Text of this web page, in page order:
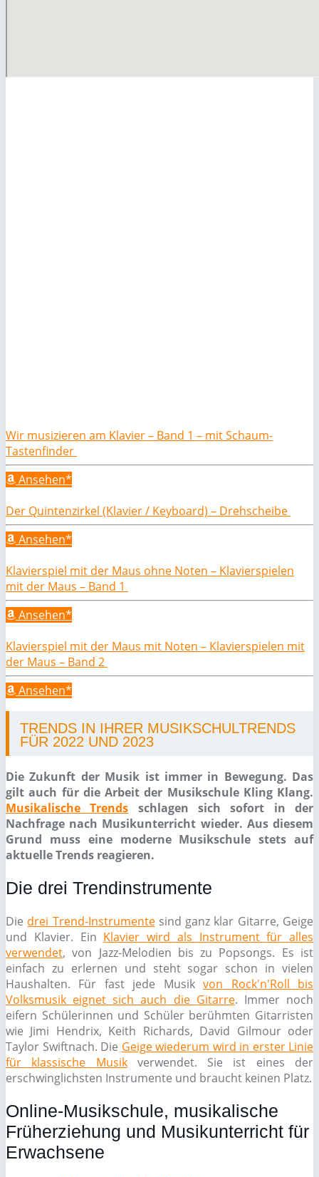
Wir musizieren am Klavier – Band 1 – mit Schaum-
Tastenfinder
Ansehen*
Der Quintenzirkel (Klavier / Keyboard) – Drehscheibe
Ansehen*
Klavierspiel mit der Maus ohne Noten – Klavierspielen
mit der Maus – Band 1
Ansehen*
Klavierspiel mit der Maus mit Noten – Klavierspielen mit
der Maus – Band 2
Ansehen*
TRENDS IN IHRER MUSIKSCHULTRENDS
FÜR 2022 UND 2023
Die Zukunft der Musik ist immer in Bewegung. Das
gilt auch für die Arbeit der Musikschule Kling Klang.
Musikalische Trends schlagen sich sofort in der
Nachfrage nach Musikunterricht wieder. Aus diesem
Grund muss eine moderne Musikschule stets auf
aktuelle Trends reagieren.
Die drei Trendinstrumente
Die drei Trend-Instrumentesind ganz klar Gitarre, Geige
und Klavier. Ein Klavier wird als Instrument für alles
verwendet, von Jazz-Melodien bis zu Popsongs. Es ist
einfach zu erlernen und steht sogar schon in vielen
Haushalten. Für fast jede Musikvon Rock'n'Roll bis
Volksmusik eignet sich auch die Gitarre. Immer noch
eifern Schülerinnen und Schüler berühmten Gitarristen
wie Jimi Hendrix, Keith Richards, David Gilmour oder
Taylor Swiftnach. Die Geige wiederum wird in erster Linie
für klassische Musikverwendet. Sie ist eines der
erschwinglichsten Instrumente und braucht keinen Platz.
Online-Musikschule, musikalische
Früherziehung und Musikunterricht für
Erwachsene